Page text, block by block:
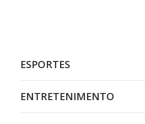
ESPORTES
ENTRETENIMENTO